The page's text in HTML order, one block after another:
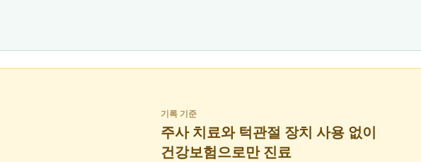
기록 기준
주사 치료와 턱관절 장치 사용 없이
건강보험으로만 진료